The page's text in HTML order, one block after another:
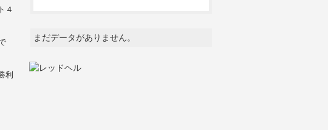
４
利
まだデータがありません。